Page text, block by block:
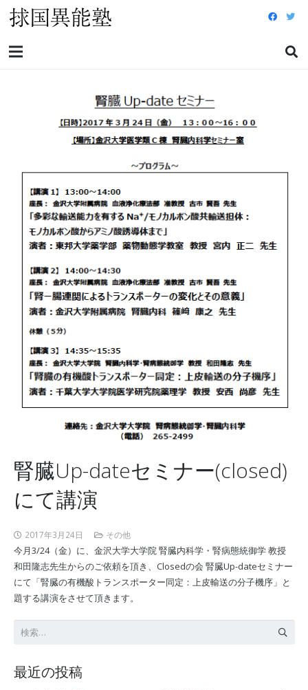
腎臓Up-dateセミナー(closed)
にて講演
2017年3月24日 その他
今月3/24（金）に、金沢大学大学院 腎臓内科学・腎病態統御学 教授
和田隆志先生からのご依頼を頂き、Closedの会 腎臓Up-dateセミナー
にて「腎臓の有機酸トランスポーター同定：上皮輸送の分子機序」と
題する講演をさせて頂きます。
最近の投稿